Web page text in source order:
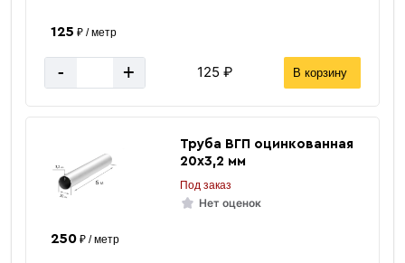
125 ₽ / метр
- + 125 ₽ В корзину
Труба ВГП оцинкованная
20х3,2 мм
Под заказ
Нет оценок
250₽ / метр